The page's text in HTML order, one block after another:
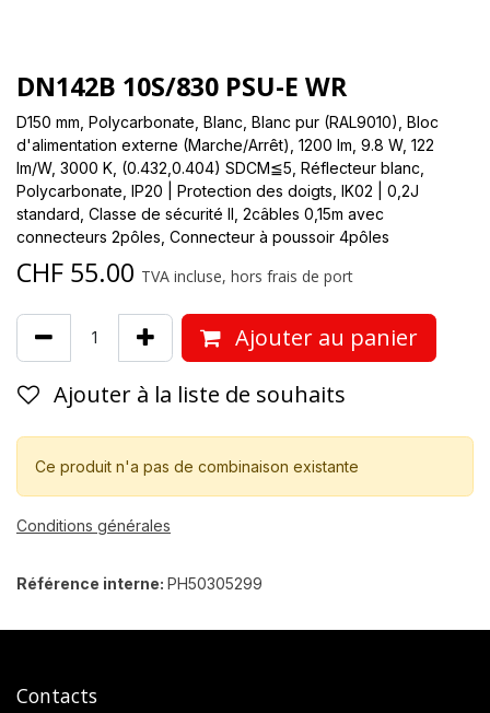
DN142B 10S/830 PSU-E WR
D150 mm, Polycarbonate, Blanc, Blanc pur (RAL9010), Bloc
d'alimentation externe (Marche/Arrêt), 1200 lm, 9.8 W, 122
lm/W, 3000 K, (0.432,0.404) SDCM≦5, Réflecteur blanc,
Polycarbonate, IP20 | Protection des doigts, IK02 | 0,2J
standard, Classe de sécurité II, 2câbles 0,15m avec
connecteurs 2pôles, Connecteur à poussoir 4pôles
CHF 55.00 TVA incluse, hors frais de port
Ajouter au panier
Ajouter à la liste de souhaits
Ce produit n'a pas de combinaison existante
Conditions générales
Référence interne: PH50305299
Contacts